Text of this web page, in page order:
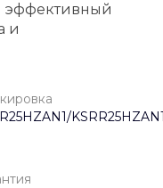
эффективный
и